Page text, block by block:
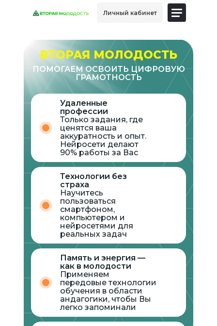
Личный кабинет
ВТОРАЯ МОЛОДОСТЬ
ПОМОГАЕМ ОСВОИТЬ ЦИФРОВУЮ
ГРАМОТНОСТЬ
Удаленные
профессии
Только задания, где
ценятся ваша
аккуратность и опыт.
Нейросети делают
90% работы за Вас
Технологии без
страха
Научитесь
пользоваться
смартфоном,
компьютером и
нейросетями для
реальных задач
Память и энергия —
как в молодости
Применяем
передовые технологии
обучения в области
андагогики, чтобы Вы
легко запоминали